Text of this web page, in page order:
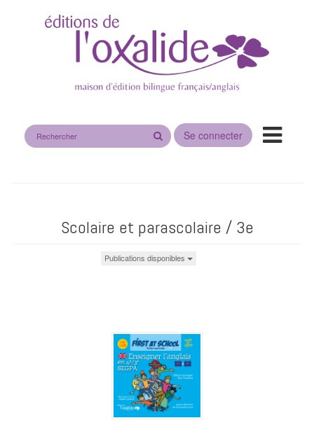
Rechercher
le
Se connecter
Scolaire et parascolaire / 3e
Publications disponibles